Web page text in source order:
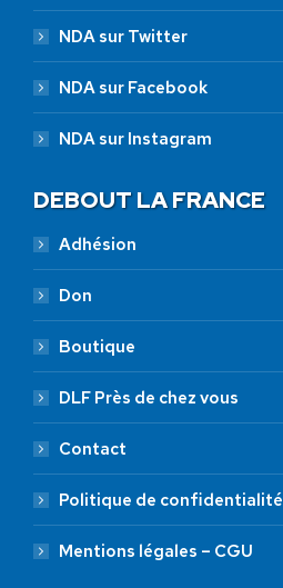
NDA sur Twitter
NDA sur Facebook
NDA sur Instagram
DEBOUT LA FRANCE
Adhésion
Don
Boutique
DLF Près de chez vous
Contact
Politique de confidentialité
Mentions légales – CGU